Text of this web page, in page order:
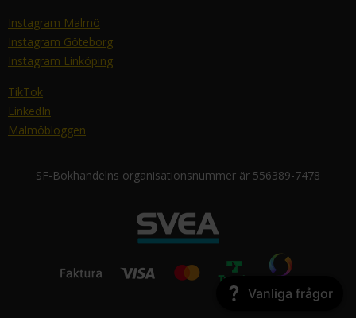
Instagram Malmö
Instagram Göteborg
Instagram Linköping
TikTok
LinkedIn
Malmöbloggen
SF-Bokhandelns organisationsnummer är 556389-7478
Vanliga frågor